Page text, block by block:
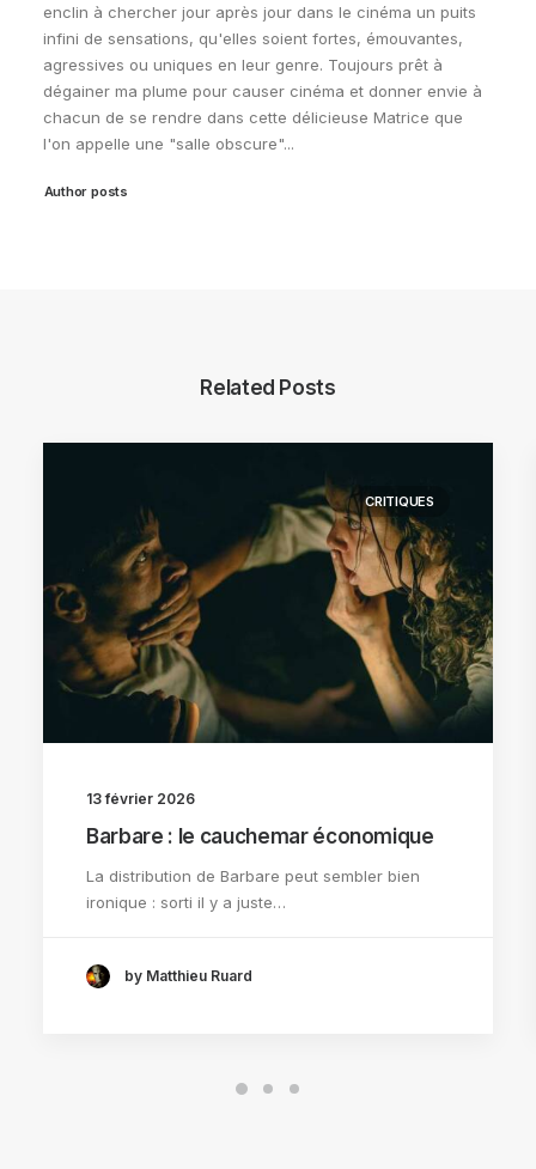
enclin à chercher jour après jour dans le cinéma un puits
infini de sensations, qu'elles soient fortes, émouvantes,
agressives ou uniques en leur genre. Toujours prêt à
dégainer ma plume pour causer cinéma et donner envie à
chacun de se rendre dans cette délicieuse Matrice que
l'on appelle une "salle obscure"...
Author posts
Related Posts
CRITIQUES
13 février 2026
Barbare : le cauchemar économique
La distribution de Barbare peut sembler bien
ironique : sorti il y a juste…
by Matthieu Ruard